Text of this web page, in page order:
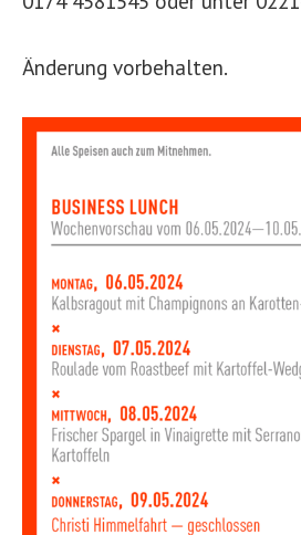
Änderung vorbehalten.